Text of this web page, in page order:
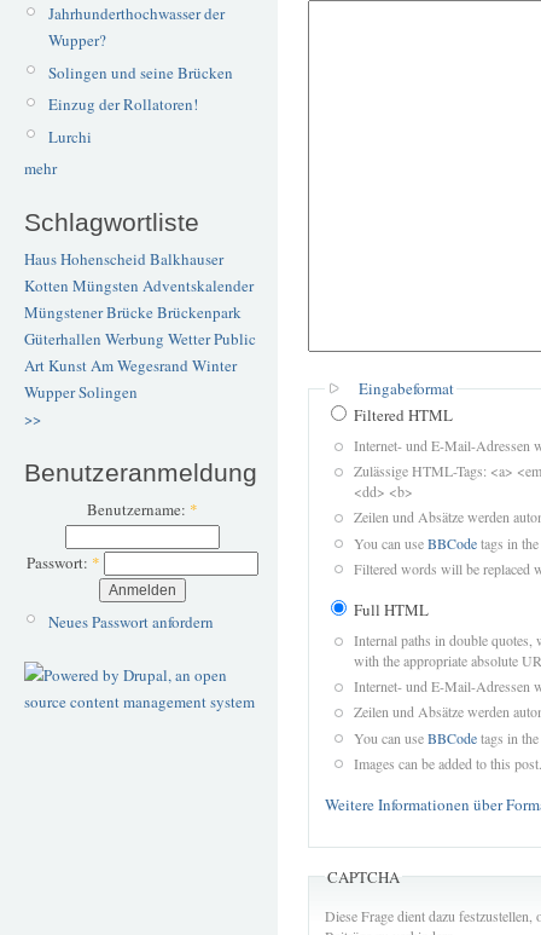
Jahrhunderthochwasser der
Wupper?
Solingen und seine Brücken
Einzug der Rollatoren!
Lurchi
mehr
Schlagwortliste
Haus Hohenscheid Balkhauser
Kotten Müngsten Adventskalender
Müngstener BrückeBrückenpark
Güterhallen Werbung WetterPublic
ArtKunstAm Wegesrand Winter
WupperSolingen
>>
Benutzeranmeldung
Benutzername: *
Passwort: *
Neues Passwort anfordern
Eingabeformat
Filtered HTML
Internet- und E-Mail-Adressen
Zulässige HTML-Tags: <a>
<dd> <b>
Zeilen und Absätze werden
You can useBBCodetags in
Filtered words will be replaced
Full HTML
Internal paths in double quotes,
with the appropriate absolute
Internet- und E-Mail-Adressen
Zeilen und Absätze werden
You can useBBCodetags in
Images can be added to this post.
Weitere Informationen über
CAPTCHA
Diese Frage dient dazu